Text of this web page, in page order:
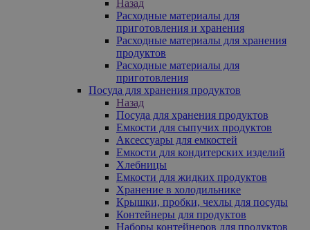
Назад
Расходные материалы для
приготовления и хранения
Расходные материалы для хранения
продуктов
Расходные материалы для
приготовления
Посуда для хранения продуктов
Назад
Посуда для хранения продуктов
Емкости для сыпучих продуктов
Аксессуары для емкостей
Емкости для кондитерских изделий
Хлебницы
Емкости для жидких продуктов
Хранение в холодильнике
Крышки, пробки, чехлы для посуды
Контейнеры для продуктов
Наборы контейнеров для продуктов